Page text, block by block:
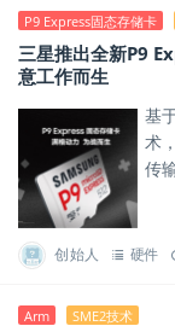
P9 Express固态存储卡
三星推出全新P9
意工作而生
基
术
传
创始人 硬件
Arm SME2技术